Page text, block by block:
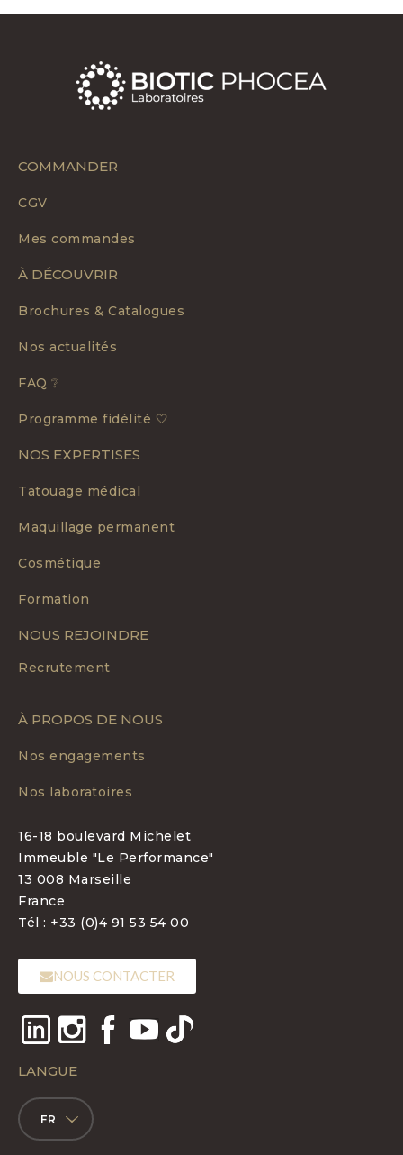
COMMANDER
CGV
Mes commandes
À DÉCOUVRIR
Brochures & Catalogues
Nos actualités
FAQ ❔
Programme fidélité 🤍
NOS EXPERTISES
Tatouage médical
Maquillage permanent
Cosmétique
Formation
NOUS REJOINDRE
Recrutement
À PROPOS DE NOUS
Nos engagements
Nos laboratoires
16-18 boulevard Michelet
Immeuble "Le Performance"
13 008 Marseille
France
Tél : +33 (0)4 91 53 54 00
NOUS CONTACTER
LANGUE
FR